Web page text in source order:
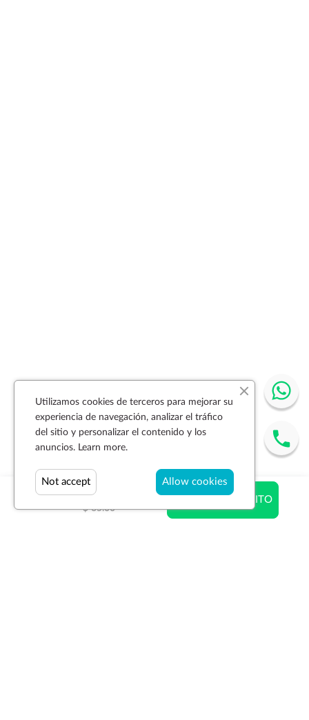
$ 53.04
$ 65.00
AÑADIR AL CARRITO
Utilizamos cookies de terceros para mejorar su
experiencia de navegación, analizar el tráfico
del sitio y personalizar el contenido y los
anuncios. Learn more.
Allow cookies
Not accept